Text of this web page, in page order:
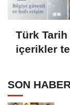
Türk
içerikler
SON